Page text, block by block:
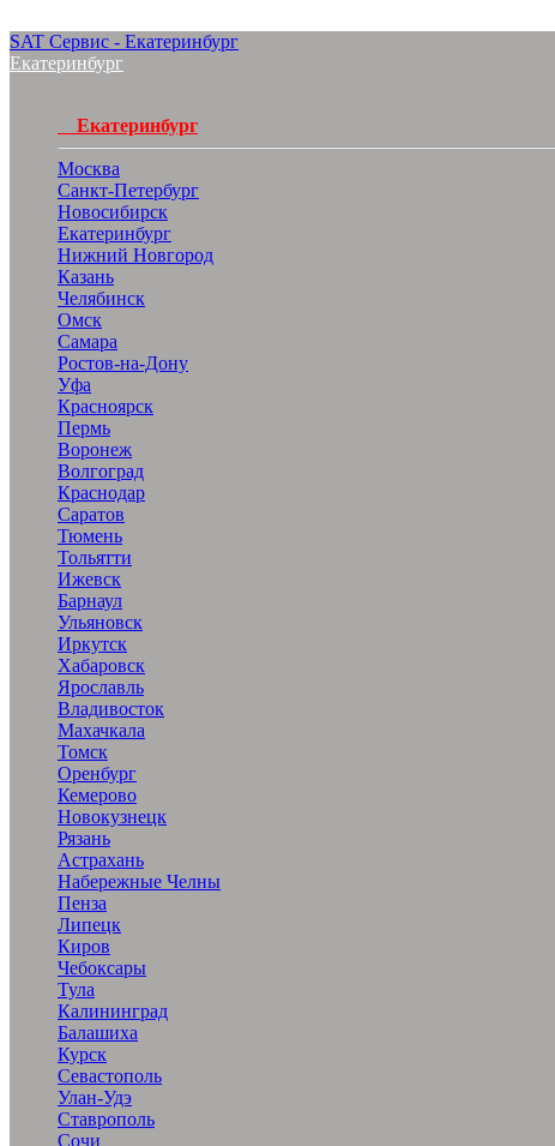
SAT Сервис - Екатеринбург
Екатеринбург
Екатеринбург
Москва
Санкт-Петербург
Новосибирск
Екатеринбург
Нижний Новгород
Казань
Челябинск
Омск
Самара
Ростов-на-Дону
Уфа
Красноярск
Пермь
Воронеж
Волгоград
Краснодар
Саратов
Тюмень
Тольятти
Ижевск
Барнаул
Ульяновск
Иркутск
Хабаровск
Ярославль
Владивосток
Махачкала
Томск
Оренбург
Кемерово
Новокузнецк
Рязань
Астрахань
Набережные Челны
Пенза
Липецк
Киров
Чебоксары
Тула
Калининград
Балашиха
Курск
Севастополь
Улан-Удэ
Ставрополь
Сочи